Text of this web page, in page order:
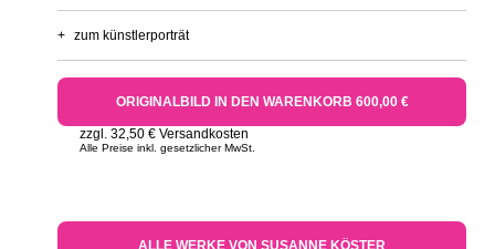
+ zum künstlerporträt
ORIGINALBILD IN DEN WARENKORB 600,00 €
zzgl. 32,50 € Versandkosten
Alle Preise inkl. gesetzlicher MwSt.